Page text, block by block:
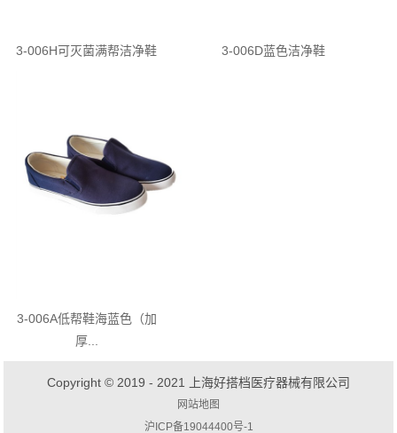
3-006H可灭菌满帮洁净鞋 3-006D蓝色洁净鞋
3-006A低帮鞋海蓝色（加
厚...
Copyright © 2019 - 2021 上海好搭档医疗器械有限公司
网站地图
沪ICP备19044400号-1